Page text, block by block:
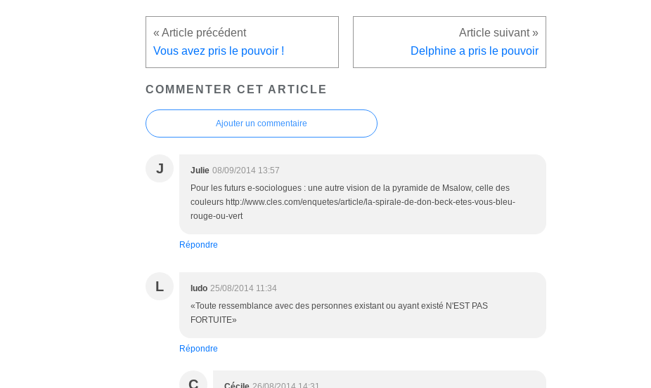
Vous avez pris le pouvoir ! Delphine a pris le pouvoir
COMMENTER CET ARTICLE
Ajouter un commentaire
J Julie 08/09/2014 13:57
Pour les futurs e-sociologues : une autre vision de la pyramide de Msalow, celle des
couleurs http://www.cles.com/enquetes/article/la-spirale-de-don-beck-etes-vous-bleu-
rouge-ou-vert
Répondre
L ludo 25/08/2014 11:34
«Toute ressemblance avec des personnes existant ou ayant existé N'EST PAS
FORTUITE»
Répondre
C